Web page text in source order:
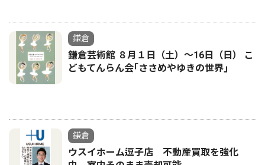
鎌倉
鎌倉芸術館 ８月１日（土）〜16日（日） こ
どもてんらん会｢ささめやゆきの世界｣
鎌倉
ウスイホーム逗子店 不動産買取を強化